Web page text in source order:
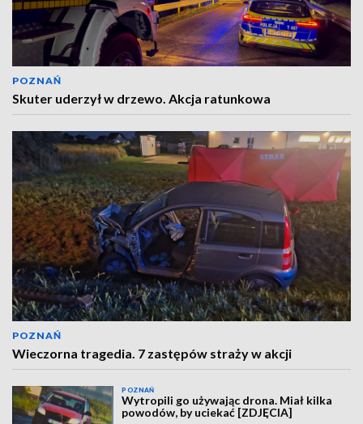
POZNAŃ
Skuter uderzył w drzewo. Akcja ratunkowa
POZNAŃ
Wieczorna tragedia. 7 zastępów straży w akcji
POZNAŃ
Wytropili go używając drona. Miał kilka
powodów, by uciekać [ZDJĘCIA]